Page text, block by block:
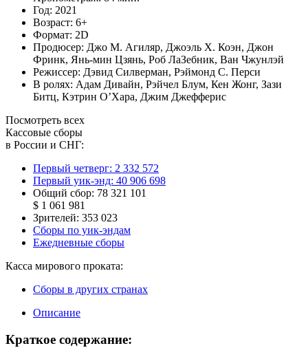
Год: 2021
Возраст: 6+
Формат: 2D
Продюсер: Джо М. Агиляр, Джоэль Х. Коэн, Джон
Фринк, Янь-мин Цзянь, Роб ЛаЗебник, Ван Чжунлэй
Режиссер: Дэвид Силверман, Рэймонд С. Перси
В ролях: Адам Дивайн, Рэйчел Блум, Кен Жонг, Зази
Битц, Кэтрин О’Хара, Джим Джефферис
Посмотреть всех
Кассовые сборы
в России и СНГ:
Первый четверг: 2 332 572
Первый уик-энд: 40 906 698
Общий сбор: 78 321 101
$ 1 061 981
Зрителей: 353 023
Сборы по уик-эндам
Ежедневные сборы
Касса мирового проката:
Сборы в других странах
Описание
Краткое содержание: